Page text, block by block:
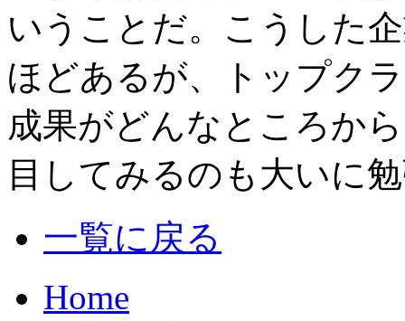
いうことだ。こうした
ほどあるが、トップク
成果がどんなところか
目してみるのも大いに
一覧に戻る
Home